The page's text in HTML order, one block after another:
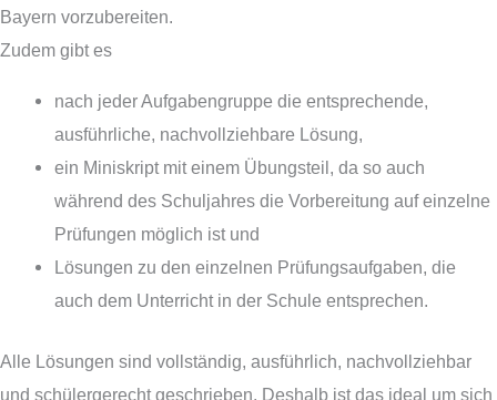
Bayern vorzubereiten.
Zudem gibt es
nach jeder Aufgabengruppe die entsprechende,
ausführliche, nachvollziehbare Lösung,
ein Miniskript mit einem Übungsteil, da so auch
während des Schuljahres die Vorbereitung auf einzelne
Prüfungen möglich ist und
Lösungen zu den einzelnen Prüfungsaufgaben, die
auch dem Unterricht in der Schule entsprechen.
Alle Lösungen sind vollständig, ausführlich, nachvollziehbar
und schülergerecht geschrieben. Deshalb ist das ideal um sich